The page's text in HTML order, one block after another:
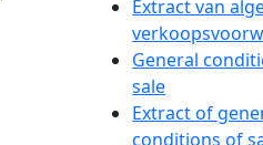
Extract van
General
sale
Extract of
conditions of